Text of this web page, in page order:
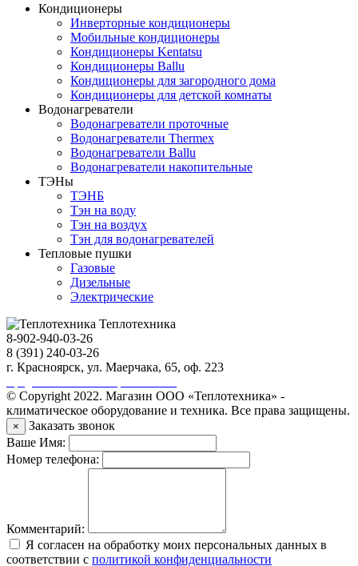
Кондиционеры
Инверторные кондиционеры
Мобильные кондиционеры
Кондиционеры Kentatsu
Кондиционеры Ballu
Кондиционеры для загородного дома
Кондиционеры для детской комнаты
Водонагреватели
Водонагреватели проточные
Водонагреватели Thermex
Водонагреватели Ballu
Водонагреватели накопительные
ТЭНы
ТЭНБ
Тэн на воду
Тэн на воздух
Тэн для водонагревателей
Тепловые пушки
Газовые
Дизельные
Электрические
Теплотехника
8-902-940-03-26
8 (391) 240-03-26
г. Красноярск, ул. Маерчака, 65, оф. 223
© Copyright 2022. Магазин ООО «Теплотехника» -
климатическое оборудование и техника. Все права защищены.
×
Заказать звонок
Ваше Имя:
Номер телефона:
Комментарий:
Я согласен на обработку моих персональных данных в
соответствии с политикой конфиденциальности